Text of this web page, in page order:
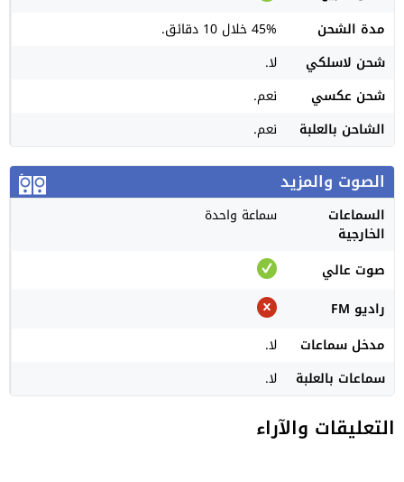
مدة الشحن
45% خلال 10 دقائق.
شحن لاسلكي
لا.
شحن عكسي
نعم.
الشاحن بالعلبة
نعم.
الصوت والمزيد
السماعات
الخارجية
سماعة واحدة
صوت عالي
راديو FM
مدخل سماعات
لا.
سماعات بالعلبة
لا.
التعليقات والآراء